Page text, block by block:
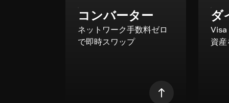
コンバーター
ネットワーク手数料ゼロ
で即時スワップ
ダ
資